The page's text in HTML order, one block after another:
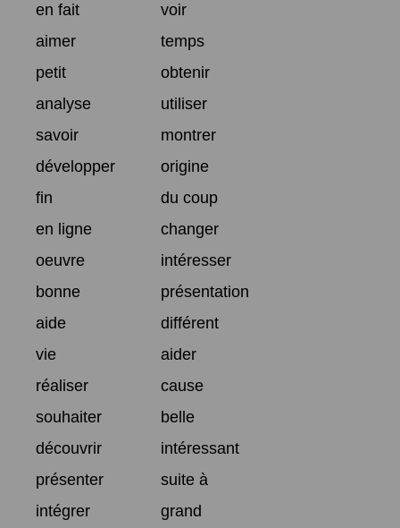
en fait
voir
aimer
temps
petit
obtenir
analyse
utiliser
savoir
montrer
développer
origine
fin
du coup
en ligne
changer
oeuvre
intéresser
bonne
présentation
aide
différent
vie
aider
réaliser
cause
souhaiter
belle
découvrir
intéressant
présenter
suite à
intégrer
grand